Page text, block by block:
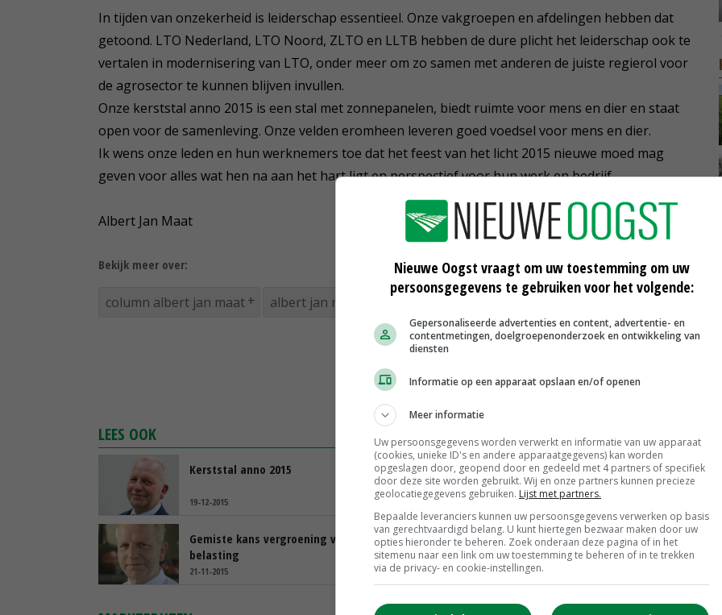
In tijden van onzekerheid is leiderschap essentieel. Onze vakgroepen en afdelingen hebben dat
getoond. LTO Nederland, LTO Noord, ZLTO en LLTB hebben de dure plicht het leiderschap ook te
vertalen in modernisering van LTO, onder meer om zo samen met anderen de juiste regierol voor
de agrosector te kunnen blijven invullen.
Onze kerststal anno 2015 is een stal met zonnepanelen, biedt ruimte voor mens en dier en staat
open voor de samenleving. Onze velden eromheen leveren goed voedsel voor mens en dier.
Ik wens onze leden en hun werknemers toe dat het feest van het licht 2015 nieuwe moed mag
geven voor alles wat hen na aan het hart ligt en perspectief voor hun werk en bedrijf.
Albert Jan Maat
Bekijk meer over:
column albert jan maat albert jan maat
LEES OOK
Kerststal anno 2015
19-12-2015
Vergroen belastingstelsel
21-11-2015
Gemiste kans vergroening via
belasting
21-11-2015
Nieuwe Oogst vraagt om uw toestemming om uw
persoonsgegevens te gebruiken voor het volgende:
Gepersonaliseerde advertenties en content, advertentie- en
contentmetingen, doelgroepenonderzoek en ontwikkeling van
diensten
Informatie op een apparaat opslaan en/of openen
Meer informatie
Uw persoonsgegevens worden verwerkt en informatie van uw apparaat
(cookies, unieke ID's en andere apparaatgegevens) kan worden
opgeslagen door, geopend door en gedeeld met 4 partners of specifiek
door deze site worden gebruikt. Wij en onze partners kunnen precieze
geolocatiegegevens gebruiken. Lijst met partners.
Bepaalde leveranciers kunnen uw persoonsgegevens verwerken op basis
van gerechtvaardigd belang. U kunt hiertegen bezwaar maken door uw
opties hieronder te beheren. Zoek onderaan deze pagina of in het
sitemenu naar een link om uw toestemming te beheren of in te trekken
via de privacy- en cookie-instellingen.